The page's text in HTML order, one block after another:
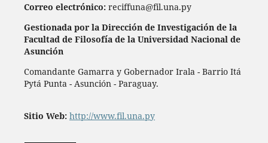
Correo electrónico: reciffuna@fil.una.py
Gestionada por la Dirección de Investigación de la
Facultad de Filosofía de la Universidad Nacional de
Asunción
Comandante Gamarra y Gobernador Irala - Barrio Itá
Pytá Punta - Asunción - Paraguay.
Sitio Web: http://www.fil.una.py